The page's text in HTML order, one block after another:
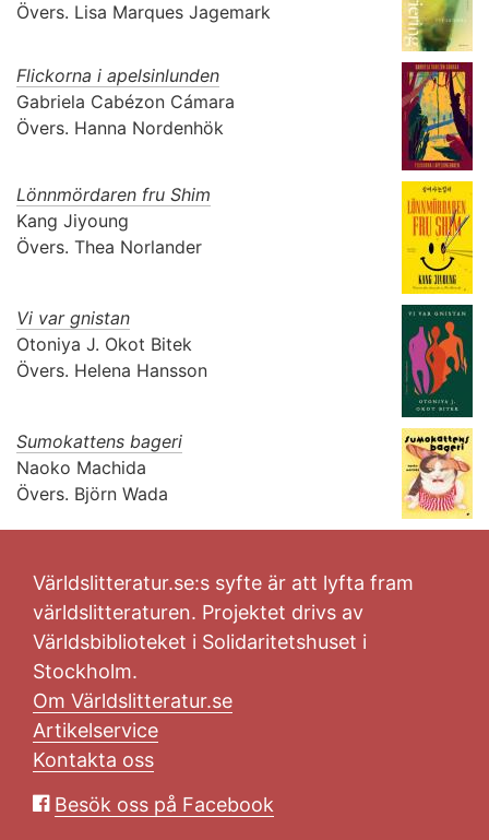
Övers. Lisa Marques Jagemark
Flickorna i apelsinlunden
Gabriela Cabézon Cámara
Övers. Hanna Nordenhök
Lönnmördaren fru Shim
Kang Jiyoung
Övers. Thea Norlander
Vi var gnistan
Otoniya J. Okot Bitek
Övers. Helena Hansson
Sumokattens bageri
Naoko Machida
Övers. Björn Wada
Världslitteratur.se:s syfte är att lyfta fram
världslitteraturen. Projektet drivs av
Världsbiblioteket i Solidaritetshuset i
Stockholm.
Om Världslitteratur.se
Artikelservice
Kontakta oss
Besök oss på Facebook